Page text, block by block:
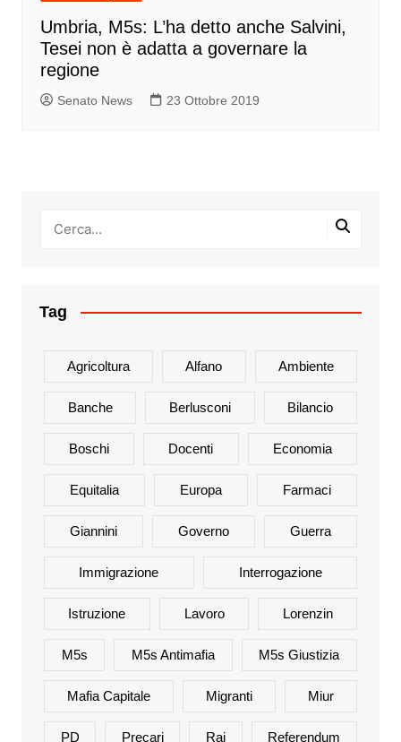
Umbria, M5s: L’ha detto anche Salvini,
Tesei non è adatta a governare la
regione
Senato News 23 Ottobre 2019
Tag
Agricoltura Alfano Ambiente
Banche Berlusconi Bilancio
Boschi Docenti Economia
Equitalia Europa Farmaci
Giannini Governo Guerra
Immigrazione Interrogazione
Istruzione Lavoro Lorenzin
M5s M5s Antimafia M5s Giustizia
Mafia Capitale Migranti Miur
PD Precari Rai Referendum